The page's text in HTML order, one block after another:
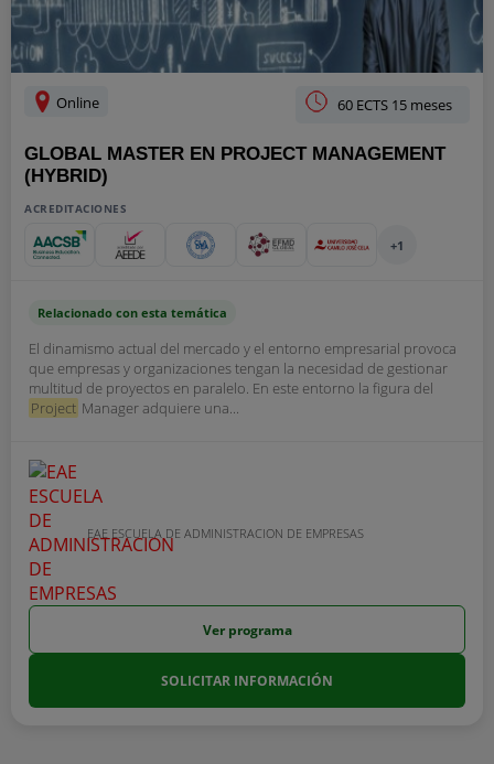
Online 60 ECTS 15 meses
GLOBAL MASTER EN PROJECT MANAGEMENT
(HYBRID)
ACREDITACIONES
+1
Relacionado con esta temática
El dinamismo actual del mercado y el entorno empresarial provoca
que empresas y organizaciones tengan la necesidad de gestionar
multitud de proyectos en paralelo. En este entorno la figura del
Project Manager adquiere una...
EAE ESCUELA DE ADMINISTRACION DE EMPRESAS
Ver programa
SOLICITAR INFORMACIÓN